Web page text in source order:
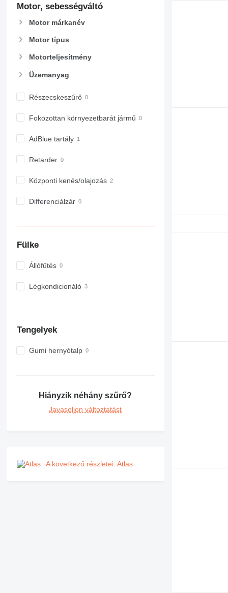
Motor, sebességváltó
Motor márkanév
Motor típus
Motorteljesítmény
Üzemanyag
Részecskeszűrő
Fokozottan környezetbarát jármű
AdBlue tartály
Retarder
Központi kenés/olajozás
Differenciálzár
Fülke
Állófűtés
Légkondicionáló
Tengelyek
Gumi hernyótalp
Hiányzik néhány szűrő?
Javasoljon változtatást
A következő részletei: Atlas